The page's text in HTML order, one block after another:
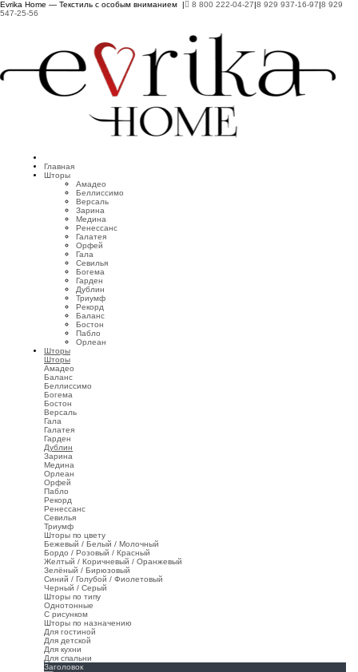
Evrika Home — Текстиль с особым вниманием | 8 800 222-04-27|8 929 937-16-97|8 929
547-25-56
Главная
Шторы
Амадео
Беллиссимо
Версаль
Зарина
Медина
Ренессанс
Галатея
Орфей
Гала
Севилья
Богема
Гарден
Дублин
Триумф
Рекорд
Баланс
Бостон
Пабло
Орлеан
Шторы
Шторы
Амадео
Баланс
Беллиссимо
Богема
Бостон
Версаль
Гала
Галатея
Гарден
Дублин
Зарина
Медина
Орлеан
Орфей
Пабло
Рекорд
Ренессанс
Севилья
Триумф
Шторы по цвету
Бежевый / Белый / Молочный
Бордо / Розовый / Красный
Желтый / Коричневый / Оранжевый
Зелёный / Бирюзовый
Синий / Голубой / Фиолетовый
Черный / Серый
Шторы по типу
Однотонные
С рисунком
Шторы по назначению
Для гостиной
Для детской
Для кухни
Для спальни
Заголовок